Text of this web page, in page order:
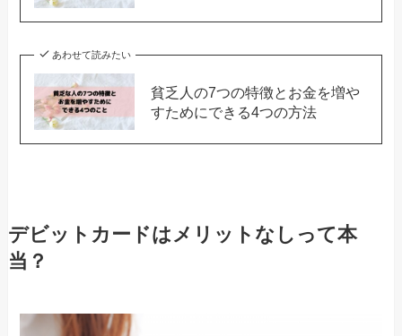
あわせて読みたい
貧乏人の7つの特徴とお金を増や
すためにできる4つの方法
デビットカードはメリットなしって本
当？